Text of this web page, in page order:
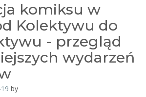
komiksu w
Kolektywu do
- przegląd
wydarzeń
by